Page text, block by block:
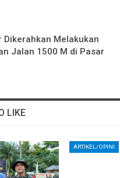
Dikerahkan Melakukan
Jalan 1500 M di Pasar
LIKE
ARTIKEL/OPINI